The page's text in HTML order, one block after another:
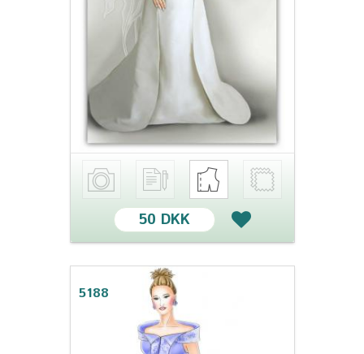
50 DKK
5188